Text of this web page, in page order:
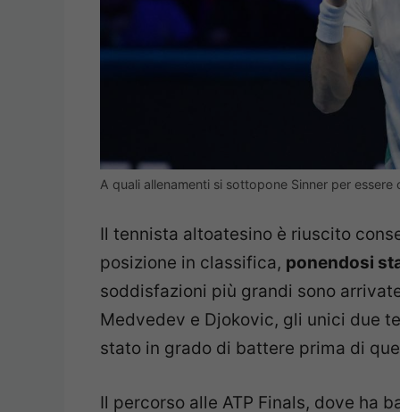
A quali allenamenti si sottopone Sinner per
Il tennista altoatesino è riuscito
posizione in classifica, ponendosi
soddisfazioni più grandi sono
Medvedev e Djokovic, gli unici due
stato in grado di battere prima di
Il percorso alle ATP Finals, dove ha